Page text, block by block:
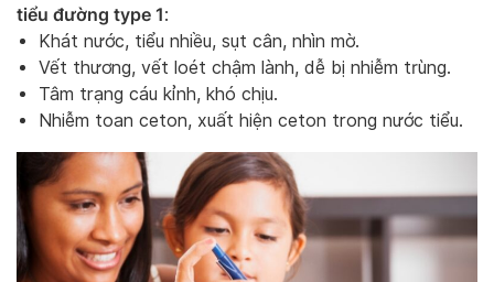
tiểu đường type 1:
Khát nước, tiểu nhiều, sụt cân, nhìn mờ.
Vết thương, vết loét chậm lành, dễ bị nhiễm trùng.
Tâm trạng cáu kỉnh, khó chịu.
Nhiễm toan ceton, xuất hiện ceton trong nước tiểu.